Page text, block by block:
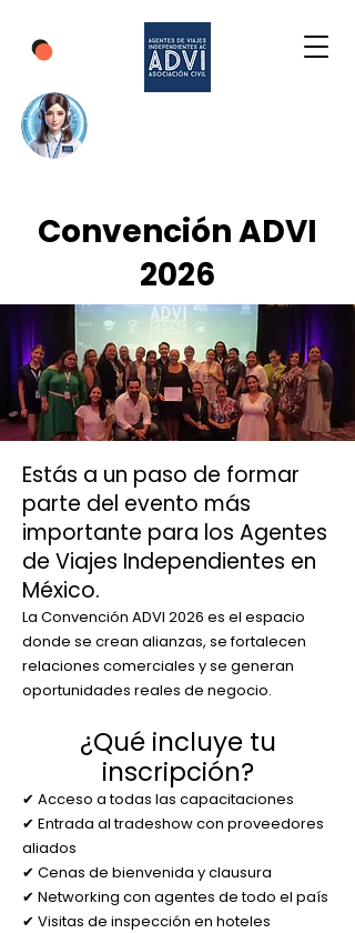
Convención ADVI
2026
Estás a un paso de formar
parte del evento más
importante para los Agentes
de Viajes Independientes en
México.
La Convención ADVI 2026 es el espacio
donde se crean alianzas, se fortalecen
relaciones comerciales y se generan
oportunidades reales de negocio.
¿Qué incluye tu
inscripción?
✔ Acceso a todas las capacitaciones
✔ Entrada al tradeshow con proveedores
aliados
✔ Cenas de bienvenida y clausura
✔ Networking con agentes de todo el país
✔ Visitas de inspección en hoteles